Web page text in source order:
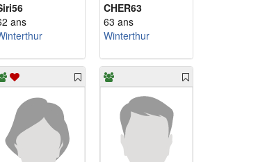
ans
CHER63
63 ans
Winterthur